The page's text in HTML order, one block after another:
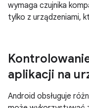
wymaga czujnika
tylko z urządzeniami,
aplikacji na
Android obsługuje